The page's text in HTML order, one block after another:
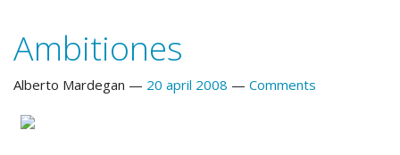
Ambitiones
Alberto Mardegan 20 april 2008 Comments